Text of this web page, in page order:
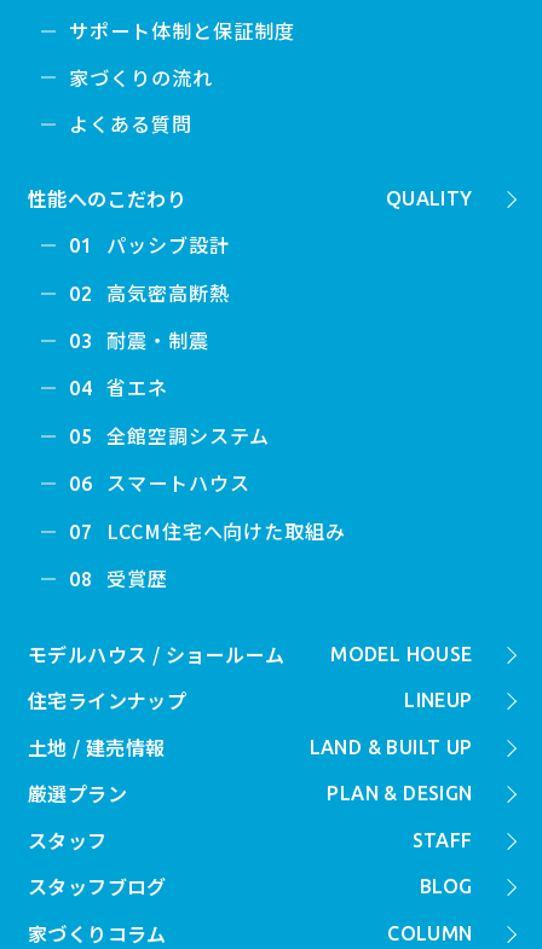
サポート体制と保証制度
家づくりの流れ
よくある質問
QUALITY
性能へのこだわり
01 パッシブ設計
02 高気密高断熱
03 耐震・制震
04 省エネ
05 全館空調システム
06 スマートハウス
07 LCCM住宅へ向けた取組み
08 受賞歴
MODEL HOUSE
モデルハウス / ショールーム
LINEUP
住宅ラインナップ
LAND & BUILT UP
土地 / 建売情報
PLAN & DESIGN
厳選プラン
STAFF
スタッフ
BLOG
スタッフブログ
COLUMN
家づくりコラム